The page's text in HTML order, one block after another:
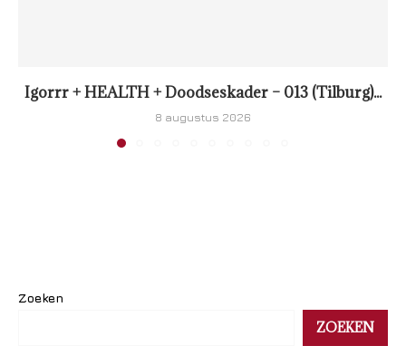
Igorrr + HEALTH + Doodseskader – 013 (Tilburg)...
8 augustus 2026
Zoeken
ZOEKEN